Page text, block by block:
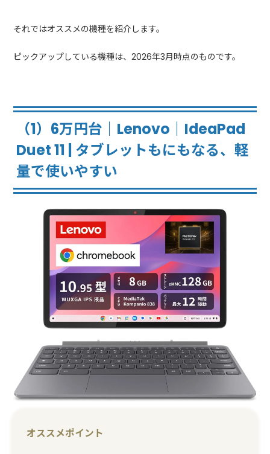
それではオススメの機種を紹介します。
ピックアップしている機種は、2026年3月時点のものです。
（1）6万円台｜Lenovo｜IdeaPad
Duet 11 | タブレットもにもなる、軽
量で使いやすい
オススメポイント